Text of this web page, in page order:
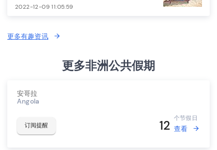
2022-12-09 11:05:59
更多有趣资讯
更多非洲公共假期
安哥拉
Angola
订阅提醒 12 个节假日
查看